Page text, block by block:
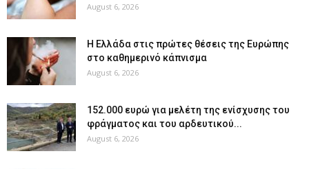
August 6, 2026
Η Ελλάδα στις πρώτες θέσεις της Ευρώπης
στο καθημερινό κάπνισμα
August 6, 2026
152.000 ευρώ για μελέτη της ενίσχυσης του
φράγματος και του αρδευτικού...
August 6, 2026